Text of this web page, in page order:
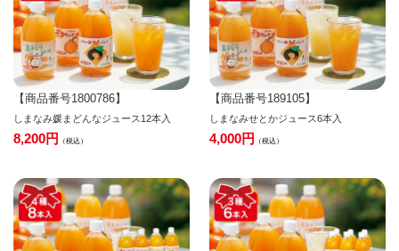
【商品番号1800786】
しまなみ媛まどんなジュース12本入
8,200 税込
【商品番号189105】
しまなみせとかジュース6本入
4,000 税込